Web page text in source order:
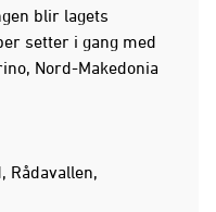
blir lagets
setter i gang med
Nord-Makedonia
Rådavallen,